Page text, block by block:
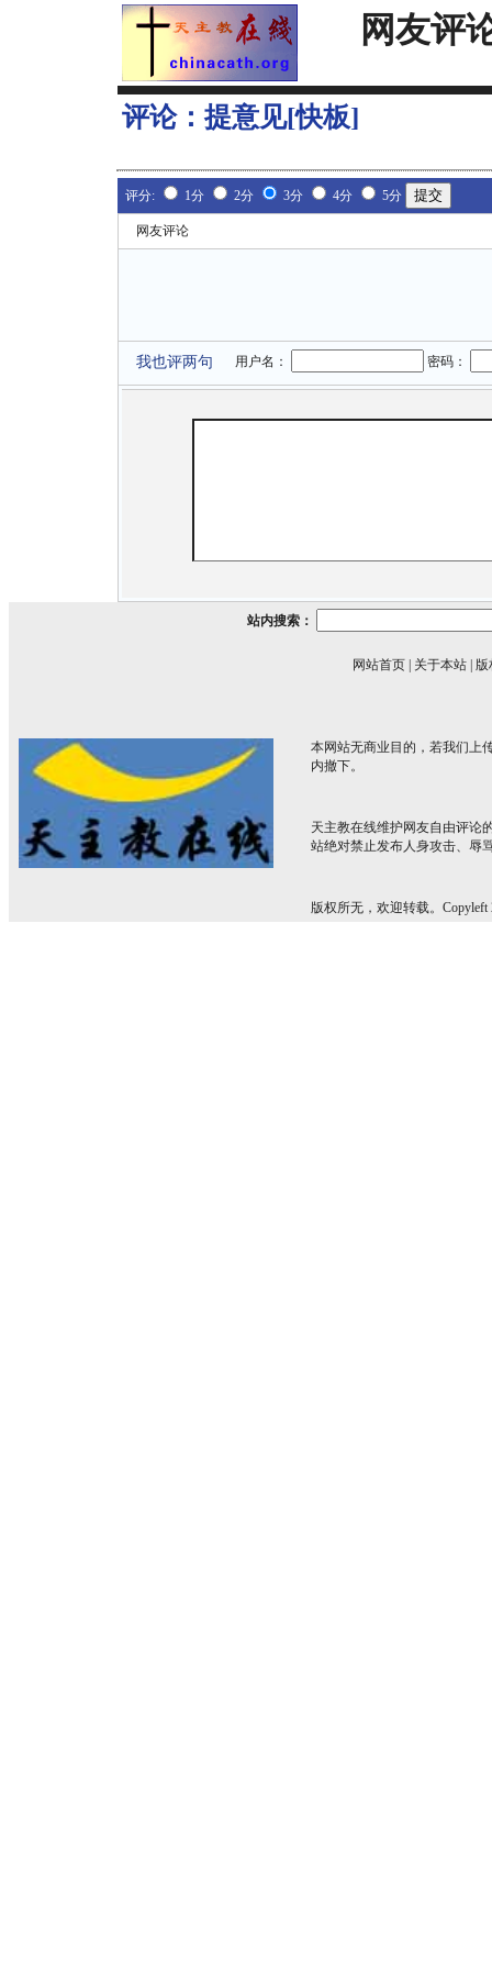
网友评
评论： 提意见[快板]
评分: 1分 2分 3分 4分 5分
网友评论
我也评两句 用户名： 密码：
站内搜索：
网站首页 关于本站 版
本网站无商业目的，若我们上
内撤下。
天主教在线维护网友自由评论
站绝对禁止发布人身攻击、辱
版权所无，欢迎转载。